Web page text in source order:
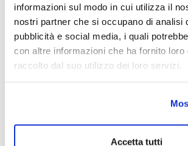
informazioni sul modo in cui utilizza il
nostri partner che si occupano di analisi
pubblicità e social media, i quali
con altre informazioni che ha fornito loro
raccolto dal suo utilizzo dei loro servizi.
Accetta tutti
obblighi riferiti ai 24 mesi precedenti la
mora anche tenendo conto di eventuali
c) qualora la fornitura sia stata limitata,
disattivata per morosità in assenza di
comunicazione di costituzione in mora;
provveduto a comunicare l’avvenuto
e con le modalità previste;